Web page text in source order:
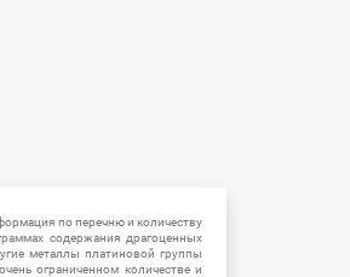
по перечню и количеству
содержания драгоценных
металлы платиновой группы
ограниченном количестве и